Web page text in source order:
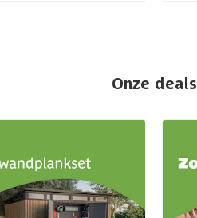
Onze deals